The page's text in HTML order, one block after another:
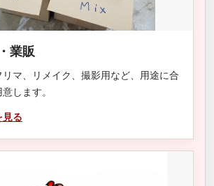
業販
リマ、リメイク、撮影用など、用途に合
します。
見る